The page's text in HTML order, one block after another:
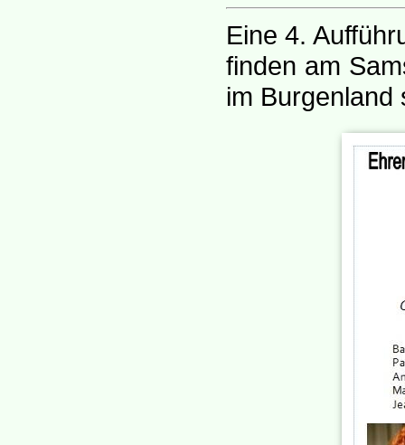
Eine 4.
finden am
im Burgenland